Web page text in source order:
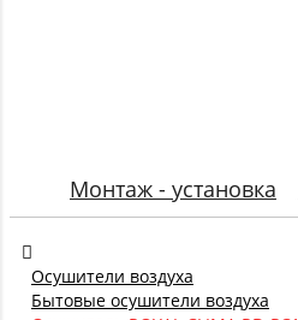
Монтаж - установка
Осушители воздуха
Бытовые осушители воздуха